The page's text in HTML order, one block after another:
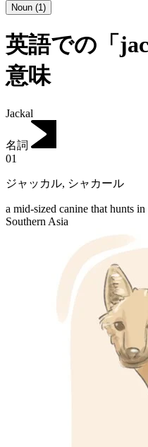
Noun (1)
英語での「
意味
Jackal
名詞
01
ジャッカル, シャカール
a mid-sized canine that hunts
Southern Asia